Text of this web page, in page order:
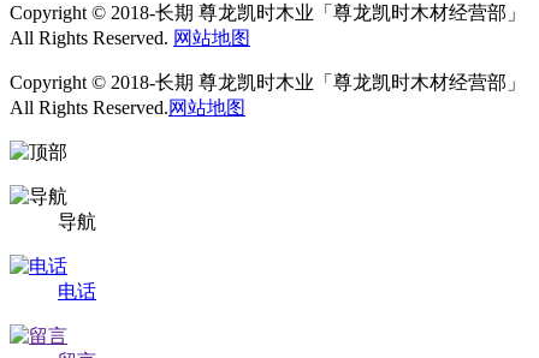
Copyright © 2018-长期 尊龙凯时木业「尊龙凯时木材经营部」
All Rights Reserved. 网站地图
Copyright © 2018-长期 尊龙凯时木业「尊龙凯时木材经营部」
All Rights Reserved.网站地图
导航
电话